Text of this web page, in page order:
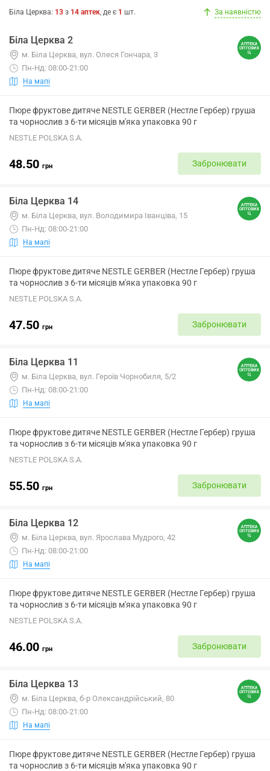
Біла Церква: 13 з 14 аптек, де є 1 шт. За наявністю
Біла Церква 2
м. Біла Церква, вул. Олеся Гончара, 3
Пн-Нд: 08:00-21:00
На мапі
Пюре фруктове дитяче NESTLE GERBER (Нестле Гербер) груша
та чорнослив з 6-ти місяців м'яка упаковка 90 г
NESTLE POLSKA S.A.
48.50 грн Забронювати
Біла Церква 14
м. Біла Церква, вул. Володимира Іванціва, 15
Пн-Нд: 08:00-21:00
На мапі
Пюре фруктове дитяче NESTLE GERBER (Нестле Гербер) груша
та чорнослив з 6-ти місяців м'яка упаковка 90 г
NESTLE POLSKA S.A.
47.50 грн Забронювати
Біла Церква 11
м. Біла Церква, вул. Героїв Чорнобиля, 5/2
Пн-Нд: 08:00-21:00
На мапі
Пюре фруктове дитяче NESTLE GERBER (Нестле Гербер) груша
та чорнослив з 6-ти місяців м'яка упаковка 90 г
NESTLE POLSKA S.A.
55.50 грн Забронювати
Біла Церква 12
м. Біла Церква, вул. Ярослава Мудрого, 42
Пн-Нд: 08:00-21:00
На мапі
Пюре фруктове дитяче NESTLE GERBER (Нестле Гербер) груша
та чорнослив з 6-ти місяців м'яка упаковка 90 г
NESTLE POLSKA S.A.
46.00 грн Забронювати
Біла Церква 13
м. Біла Церква, б-р Олександрійський, 80
Пн-Нд: 08:00-21:00
На мапі
Пюре фруктове дитяче NESTLE GERBER (Нестле Гербер) груша
та чорнослив з 6-ти місяців м'яка упаковка 90 г